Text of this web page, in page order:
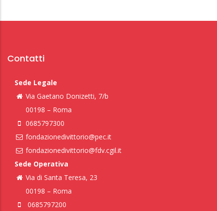
Contatti
Sede Legale
Via Gaetano Donizetti, 7/b
00198 – Roma
0685797300
fondazionedivittorio@pec.it
fondazionedivittorio@fdv.cgil.it
Sede Operativa
Via di Santa Teresa, 23
00198 – Roma
0685797200